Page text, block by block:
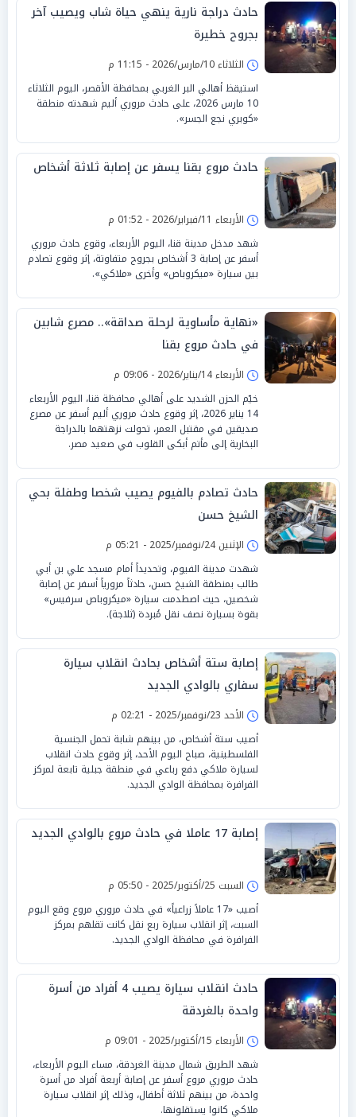
حادث دراجة نارية ينهي حياة شاب ويصيب آخر
بجروح خطيرة
الثلاثاء 10/مارس/2026 - 11:15 م
استيقظ أهالي البر الغربي بمحافظة الأقصر، اليوم الثلاثاء
10 مارس 2026، على حادث مروري أليم شهدته منطقة
«كوبري نجع الجسر».
حادث مروع بقنا يسفر عن إصابة ثلاثة أشخاص
الأربعاء 11/فبراير/2026 - 01:52 م
شهد مدخل مدينة قنا، اليوم الأربعاء، وقوع حادث مروري
أسفر عن إصابة 3 أشخاص بجروح متفاوتة، إثر وقوع تصادم
بين سيارة «ميكروباص» وأخرى «ملاكي».
«نهاية مأساوية لرحلة صداقة».. مصرع شابين
في حادث مروع بقنا
الأربعاء 14/يناير/2026 - 09:06 م
خيّم الحزن الشديد على أهالي محافظة قنا، اليوم الأربعاء
14 يناير 2026، إثر وقوع حادث مروري أليم أسفر عن مصرع
صديقين في مقتبل العمر، تحولت نزهتهما بالدراجة
البخارية إلى مأتم أبكى القلوب في صعيد مصر.
حادث تصادم بالفيوم يصيب شخصا وطفلة بحي
الشيخ حسن
الإثنين 24/نوفمبر/2025 - 05:21 م
شهدت مدينة الفيوم، وتحديداً أمام مسجد علي بن أبي
طالب بمنطقة الشيخ حسن، حادثاً مرورياً أسفر عن إصابة
شخصين، حيث اصطدمت سيارة «ميكروباص سرفيس»
بقوة بسيارة نصف نقل مُبردة (ثلاجة).
إصابة ستة أشخاص بحادث انقلاب سيارة
سفاري بالوادي الجديد
الأحد 23/نوفمبر/2025 - 02:21 م
أصيب ستة أشخاص، من بينهم شابة تحمل الجنسية
الفلسطينية، صباح اليوم الأحد، إثر وقوع حادث انقلاب
لسيارة ملاكي دفع رباعي في منطقة جبلية تابعة لمركز
الفرافرة بمحافظة الوادي الجديد.
إصابة 17 عاملا في حادث مروع بالوادي الجديد
السبت 25/أكتوبر/2025 - 05:50 م
أصيب «17 عاملاً زراعياً» في حادث مروري مروع وقع اليوم
السبت، إثر انقلاب سيارة ربع نقل كانت تقلهم بمركز
الفرافرة في محافظة الوادي الجديد.
حادث انقلاب سيارة يصيب 4 أفراد من أسرة
واحدة بالغردقة
الأربعاء 15/أكتوبر/2025 - 09:01 م
شهد الطريق شمال مدينة الغردقة، مساء اليوم الأربعاء،
حادث مروري مروع أسفر عن إصابة أربعة أفراد من أسرة
واحدة، من بينهم ثلاثة أطفال، وذلك إثر انقلاب سيارة
ملاكي كانوا يستقلونها.